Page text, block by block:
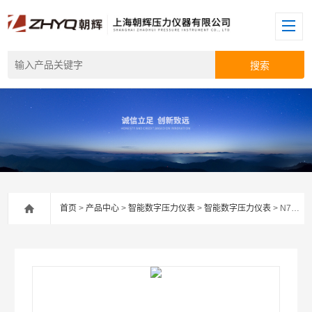
首页 >产品中心 >智能数字压力仪表 >智能数字压力仪表 > N70挤出机电控柜显示仪表